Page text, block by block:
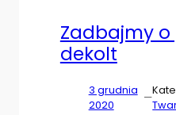
Zadbajmy o
dekolt
3 grudnia
2020
—